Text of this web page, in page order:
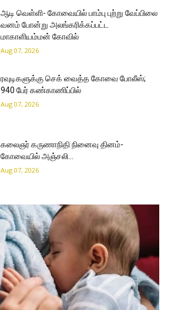
ஆடி வெள்ளி- கோவையில் பாம்பு புற்று வேப்பிலை
வனம் போன்று அலங்கரிக்கப்பட்ட
மாகாளியம்மன் கோவில்
Aug 07, 2026
ரவுடிகளுக்கு செக் வைத்த கோவை போலீஸ்;
940 பேர் கண்காணிப்பில்
Aug 07, 2026
கலைஞர் கருணாநிதி நினைவு தினம்-
கோவையில் அஞ்சலி…
Aug 07, 2026